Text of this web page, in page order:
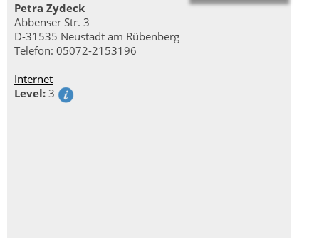
Petra Zydeck
Abbenser Str. 3
D-31535 Neustadt am Rübenberg
Telefon: 05072-2153196
Internet
Level: 3